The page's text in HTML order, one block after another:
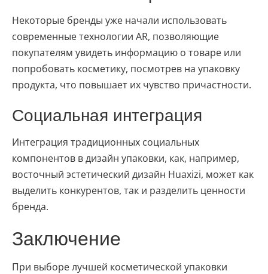
Некоторые бренды уже начали использовать
современные технологии AR, позволяющие
покупателям увидеть информацию о товаре или
попробовать косметику, посмотрев на упаковку
продукта, что повышает их чувство причастности.
Социальная интеграция
Интеграция традиционных социальных
компонентов в дизайн упаковки, как, например,
восточный эстетический дизайн Huaxizi, может как
выделить конкурентов, так и разделить ценности
бренда.
Заключение
При выборе лучшей косметической упаковки